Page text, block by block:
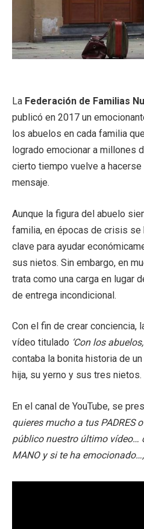
La Federación de Familias
publicó en 2017 un
los abuelos en cada familia
logrado emocionar a millones
cierto tiempo vuelve a
mensaje.
Aunque la figura del abuelo
familia, en épocas de crisis se
clave para ayudar
sus nietos. Sin embargo, en
trata como una carga en lugar
de entrega incondicional.
Con el fin de crear
vídeo titulado ‘Con los
contaba la bonita historia de
hija, su yerno y sus tres nietos.
En el canal de YouTube, se
quieres mucho a tus PADRES
público nuestro último vídeo…
MANO y si te ha